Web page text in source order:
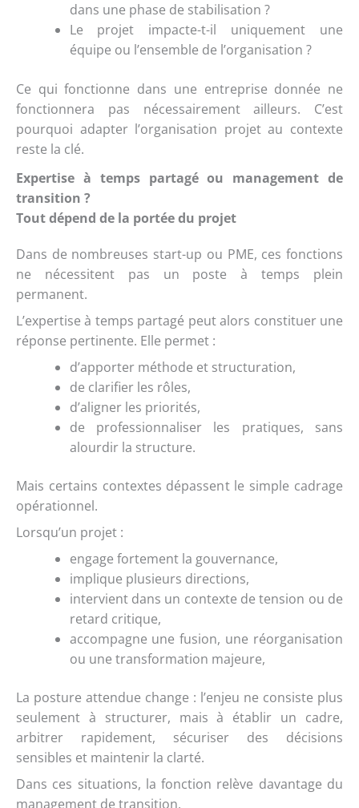
dans une phase de stabilisation ?
Le projet impacte-t-il uniquement une
équipe ou l’ensemble de l’organisation ?
Ce qui fonctionne dans une entreprise donnée ne
fonctionnera pas nécessairement ailleurs. C’est
pourquoi adapter l’organisation projet au contexte
reste la clé.
Expertise à temps partagé ou management de
transition ?
Tout dépend de la portée du projet
Dans de nombreuses start-up ou PME, ces fonctions
ne nécessitent pas un poste à temps plein
permanent.
L’expertise à temps partagé peut alors constituer une
réponse pertinente. Elle permet :
d’apporter méthode et structuration,
de clarifier les rôles,
d’aligner les priorités,
de professionnaliser les pratiques, sans
alourdir la structure.
Mais certains contextes dépassent le simple cadrage
opérationnel.
Lorsqu’un projet :
engage fortement la gouvernance,
implique plusieurs directions,
intervient dans un contexte de tension ou de
retard critique,
accompagne une fusion, une réorganisation
ou une transformation majeure,
La posture attendue change : l’enjeu ne consiste plus
seulement à structurer, mais à établir un cadre,
arbitrer rapidement, sécuriser des décisions
sensibles et maintenir la clarté.
Dans ces situations, la fonction relève davantage du
management de transition.